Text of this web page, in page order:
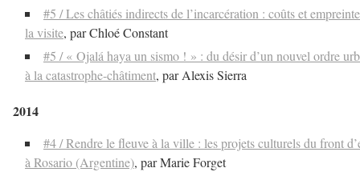
#5 / Les châtiés indirects de l’incarcération : coûts et
la visite, par Chloé Constant
#5 / « Ojalá haya un sismo ! » : du désir d’un nouvel ordre
à la catastrophe-châtiment, par Alexis Sierra
2014
#4 / Rendre le fleuve à la ville : les projets culturels du front
à Rosario (Argentine), par Marie Forget